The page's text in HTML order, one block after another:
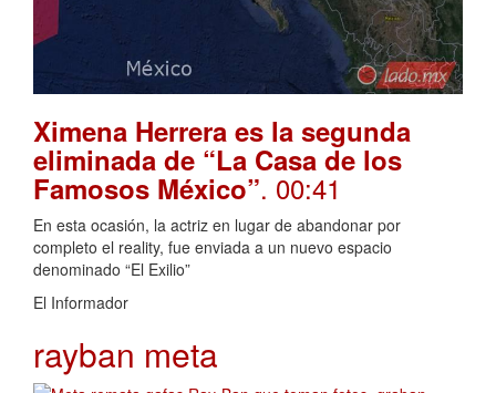
Ximena Herrera es la segunda
eliminada de “La Casa de los
Famosos México”. 00:41
En esta ocasión, la actriz en lugar de abandonar por
completo el reality, fue enviada a un nuevo espacio
denominado “El Exilio”
El Informador
rayban meta